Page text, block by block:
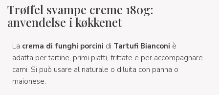
Trøffel svampe creme 180g:
anvendelse i køkkenet
La crema di funghi porcini di Tartufi Bianconi è
adatta per tartine, primi piatti, frittate e per accompagnare
carni. Si può usare al naturale o diluita con panna o
maionese.